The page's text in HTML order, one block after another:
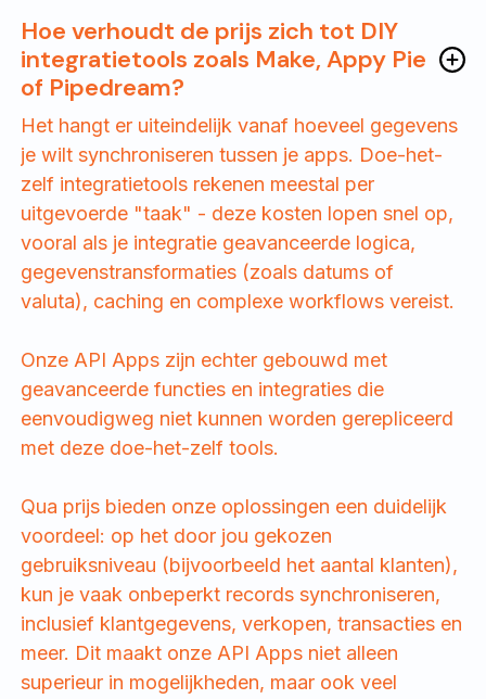
Hoe verhoudt de prijs zich tot DIY
integratietools zoals Make, Appy Pie
of Pipedream?
Het hangt er uiteindelijk vanaf hoeveel gegevens
je wilt synchroniseren tussen je apps. Doe-het-
zelf integratietools rekenen meestal per
uitgevoerde "taak" - deze kosten lopen snel op,
vooral als je integratie geavanceerde logica,
gegevenstransformaties (zoals datums of
valuta), caching en complexe workflows vereist.
Onze API Apps zijn echter gebouwd met
geavanceerde functies en integraties die
eenvoudigweg niet kunnen worden gerepliceerd
met deze doe-het-zelf tools.
Qua prijs bieden onze oplossingen een duidelijk
voordeel: op het door jou gekozen
gebruiksniveau (bijvoorbeeld het aantal klanten),
kun je vaak onbeperkt records synchroniseren,
inclusief klantgegevens, verkopen, transacties en
meer. Dit maakt onze API Apps niet alleen
superieur in mogelijkheden, maar ook veel